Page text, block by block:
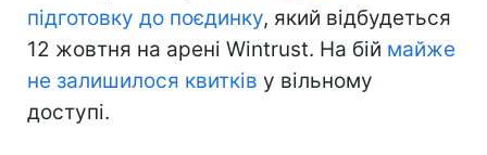
підготовку до поєдинку, який відбудеться
12 жовтня на арені Wintrust. На бій майже
не залишилося квитків у вільному
доступі.